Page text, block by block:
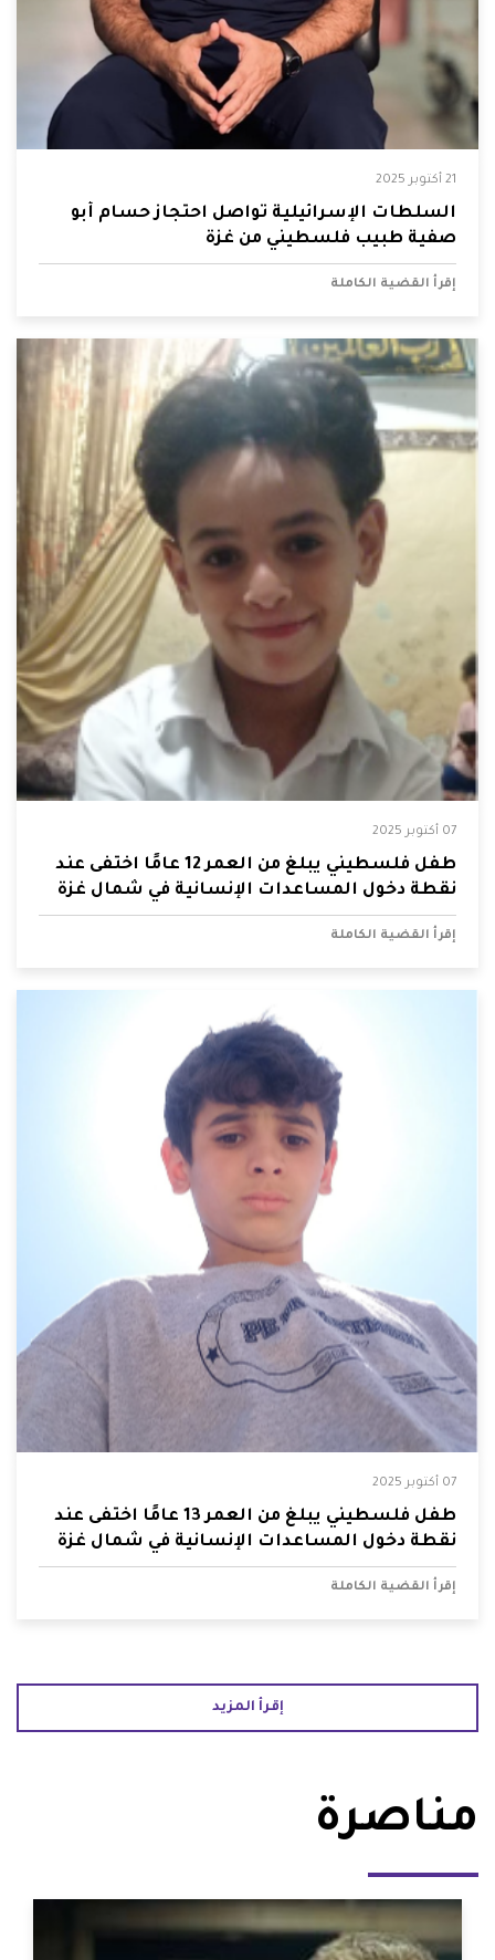
21 أكتوبر 2025
السلطات الإسرائيلية تواصل احتجاز حسام أبو
صفية طبيب فلسطيني من غزة
إقرأ القضية الكاملة
07 أكتوبر 2025
طفل فلسطيني يبلغ من العمر 12 عامًا اختفى عند
نقطة دخول المساعدات الإنسانية في شمال غزة
إقرأ القضية الكاملة
07 أكتوبر 2025
طفل فلسطيني يبلغ من العمر 13 عامًا اختفى عند
نقطة دخول المساعدات الإنسانية في شمال غزة
إقرأ القضية الكاملة
إقرأ المزيد
مناصرة